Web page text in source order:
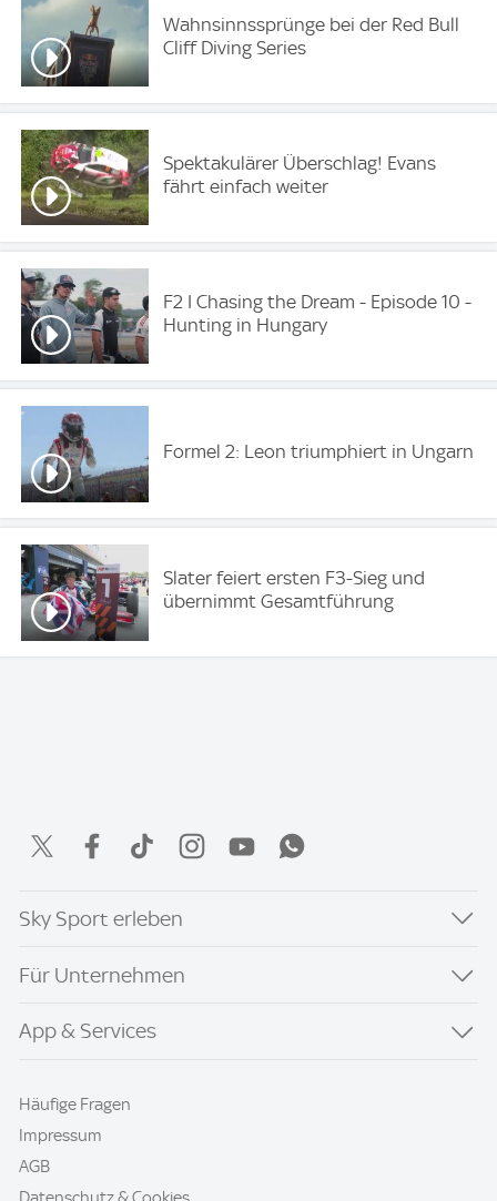
Wahnsinnssprünge bei der Red Bull
Cliff Diving Series
Spektakulärer Überschlag! Evans
fährt einfach weiter
F2 I Chasing the Dream - Episode 10 -
Hunting in Hungary
Formel 2: Leon triumphiert in Ungarn
Slater feiert ersten F3-Sieg und
übernimmt Gesamtführung
Sky Sport erleben
Für Unternehmen
App & Services
Häufige Fragen
Impressum
AGB